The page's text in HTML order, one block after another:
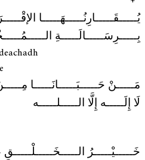
يُـــــقَـــــارِنُـــــهَـــــا
بِـــــرِسَـــــالَـــــةِ
مَـــــنْ حَـــــبَـــــانَـــــا
لَا إِلَـــــه إِلَّا الـــــلـــــه
خَـــــيْـــــرُ الـــــخَـــــلْـــــقِ